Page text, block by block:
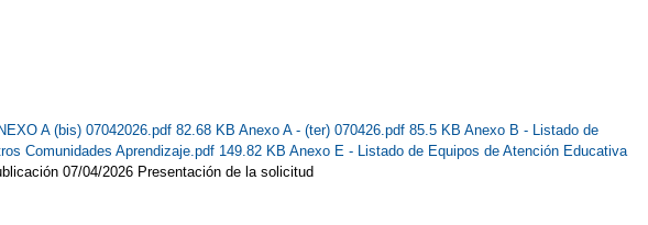
A (bis) 07042026.pdf 82.68 KB Anexo A - (ter) 070426.pdf 85.5 KB Anexo B - Listado de
Comunidades Aprendizaje.pdf 149.82 KB Anexo E - Listado de Equipos de Atención Educativa
07/04/2026 Presentación de la solicitud